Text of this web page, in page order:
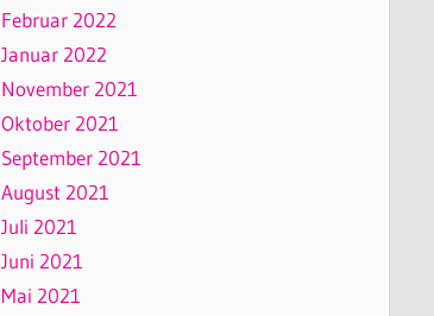
Februar 2022
Januar 2022
November 2021
Oktober 2021
September 2021
August 2021
Juli 2021
Juni 2021
Mai 2021